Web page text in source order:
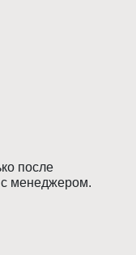
после
с менеджером.